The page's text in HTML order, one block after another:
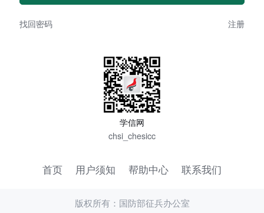
找回密码 注册
学信网
chsi_chesicc
首页 用户须知 帮助中心 联系我们
版权所有：国防部征兵办公室